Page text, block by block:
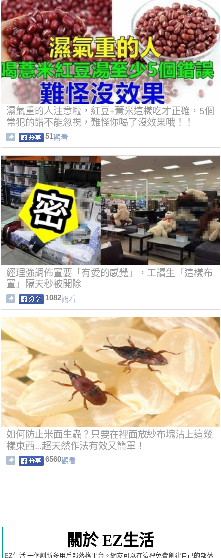
濕氣重的人注意啦，紅豆+薏米這樣吃才正確，5個
常犯的錯不能忽視，難怪你喝了沒效果哦！！
51觀看
經理強調佈置要「有愛的感覺」，工讀生「這樣布
置」隔天秒被開除
1082觀看
如何防止米面生蟲？只要在裡面放紗布塊沾上這幾
樣東西...超天然作法有效又簡單！
6560觀看
關於 EZ生活
EZ生活 一個創新多用戶部落格平台。網友可以在這裡免費創建自己的部落